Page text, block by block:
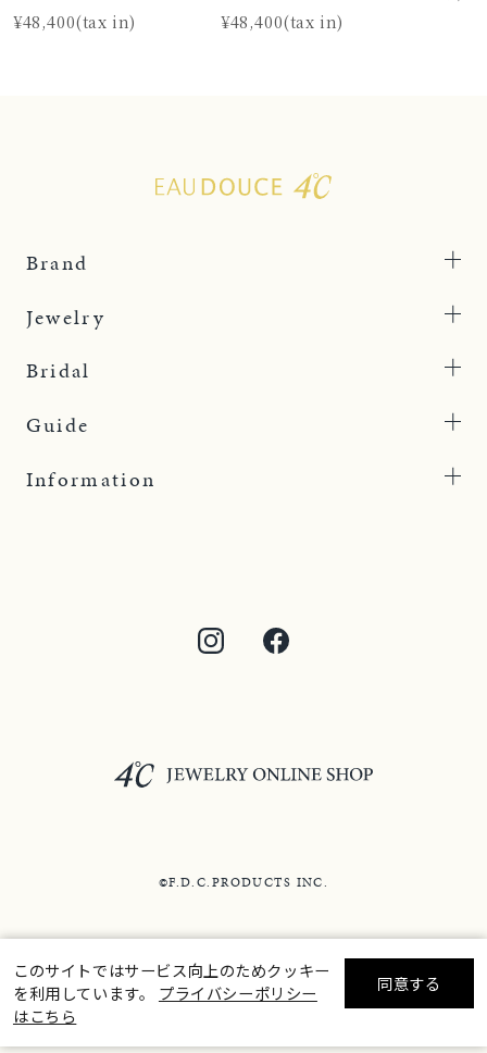
絞り込んで検索する
¥48,400(tax in) ¥48,400(tax in)
Brand
Jewelry
Bridal
Guide
Information
©F.D.C.PRODUCTS INC.
このサイトではサービス向上のためクッキー
を利用しています。 プライバシーポリシー
はこちら
同意する